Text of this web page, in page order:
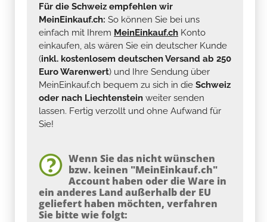
Für die Schweiz empfehlen wir
MeinEinkauf.ch: So können Sie bei uns
einfach mit Ihrem MeinEinkauf.ch Konto
einkaufen, als wären Sie ein deutscher Kunde
(inkl. kostenlosem deutschen Versand ab 250
Euro Warenwert) und Ihre Sendung über
MeinEinkauf.ch bequem zu sich in die Schweiz
oder nach Liechtenstein weiter senden
lassen. Fertig verzollt und ohne Aufwand für
Sie!
Wenn Sie das nicht wünschen
bzw. keinen "MeinEinkauf.ch"
Account haben oder die Ware in
ein anderes Land außerhalb der EU
geliefert haben möchten, verfahren
Sie bitte wie folgt: